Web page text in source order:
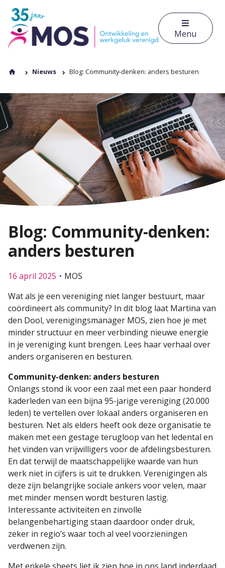
Menu
Nieuws Blog: Community-denken: anders besturen
Blog: Community-denken:
anders besturen
16 april 2025
MOS
Wat als je een vereniging niet langer bestuurt, maar
coördineert als community? In dit blog laat Martina van
den Dool, verenigingsmanager MOS, zien hoe je met
minder structuur en meer verbinding nieuwe energie
in je vereniging kunt brengen. Lees haar verhaal over
anders organiseren en besturen.
Community-denken: anders besturen
Onlangs stond ik voor een zaal met een paar honderd
kaderleden van een bijna 95-jarige vereniging (20.000
leden) te vertellen over lokaal anders organiseren en
besturen. Net als elders heeft ook deze organisatie te
maken met een gestage terugloop van het ledental en
het vinden van vrijwilligers voor de afdelingsbesturen.
En dat terwijl de maatschappelijke waarde van hun
werk niet in cijfers is uit te drukken. Verenigingen als
deze zijn belangrijke sociale ankers voor velen, maar
met minder mensen wordt besturen lastig.
Interessante activiteiten en zinvolle
belangenbehartiging staan daardoor onder druk,
zeker in regio’s waar toch al veel voorzieningen
verdwenen zijn.